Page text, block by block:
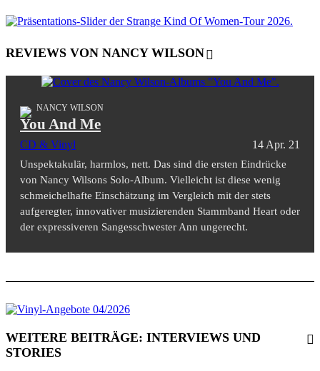
REVIEWS VON NANCY WILSON
NANCY WILSON
You And Me
CD & Vinyl 14 Apr. 21
Unspektakulär, harmlos, nett. Das sind die ersten Eindrücke
von Nancy Wilsons Solo-Album. Vielleicht ist diese wenig
schmeichelhafte Einschätzung im Vergleich mit der stets
aufgeregter, innovativer musizierenden Stammband Heart oder
der expressiveren Sangesschwester Ann ungerecht.
WEITERE BEITRÄGE: INTERVIEWS UND
STORIES